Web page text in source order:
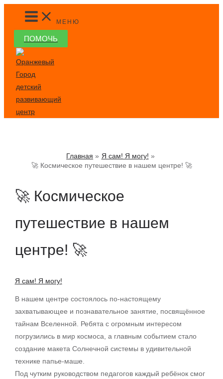
Перейти
содержимому
MAIN
MENU
МЕНЮ
ПОМОЧЬ
Главная
Я сам! Я могу!
🚀 Космическое путешествие в нашем центре! 🚀
🚀 Космическое
путешествие в нашем
центре! 🚀
Я сам! Я могу!
В нашем центре состоялось по-настоящему
захватывающее и познавательное занятие, посвящённое
тайнам Вселенной. Ребята с огромным интересом
погрузились в мир космоса, а главным событием стало
создание макета Солнечной системы в удивительной
технике папье-маше.
Под чутким руководством педагогов каждый ребёнок смог